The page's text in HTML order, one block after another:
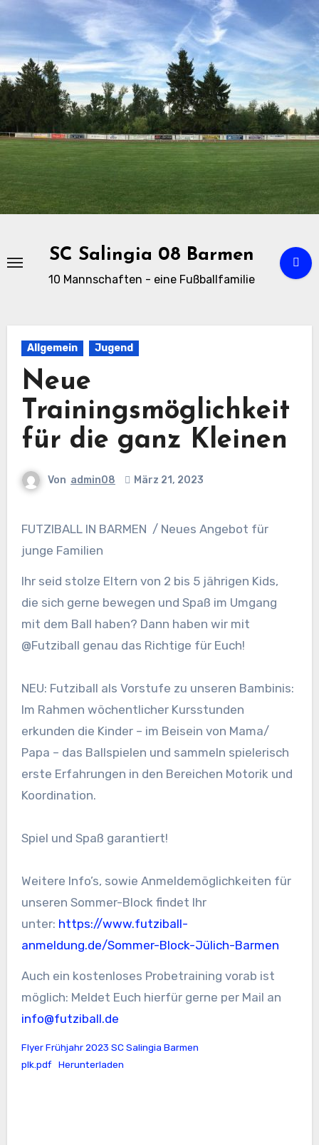
Zu
Inhalten
springen
SC Salingia 08 Barmen
10 Mannschaften - eine Fußballfamilie
Allgemein Jugend
Neue
Trainingsmöglichkeit
für die ganz Kleinen
Von admin08 März 21, 2023
FUTZIBALL IN BARMEN / Neues Angebot für
junge Familien
Ihr seid stolze Eltern von 2 bis 5 jährigen Kids,
die sich gerne bewegen und Spaß im Umgang
mit dem Ball haben? Dann haben wir mit
@Futziball genau das Richtige für Euch!
NEU: Futziball als Vorstufe zu unseren Bambinis:
Im Rahmen wöchentlicher Kursstunden
erkunden die Kinder – im Beisein von Mama/
Papa – das Ballspielen und sammeln spielerisch
erste Erfahrungen in den Bereichen Motorik und
Koordination.
Spiel und Spaß garantiert!
Weitere Info’s, sowie Anmeldemöglichkeiten für
unseren Sommer-Block findet Ihr
unter: https://www.futziball-
anmeldung.de/Sommer-Block-Jülich-Barmen
Auch ein kostenloses Probetraining vorab ist
möglich: Meldet Euch hierfür gerne per Mail an
info@futziball.de
Flyer Frühjahr 2023 SC Salingia Barmen
plk.pdf
Herunterladen